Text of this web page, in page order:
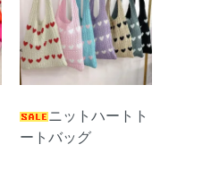
ニットハートト
ートバッグ